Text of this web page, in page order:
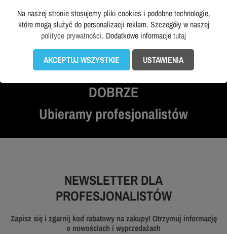
PRACUJ WYGODNIE, WYGLĄDAJ
DOBRZE
Ubieramy profesjonalistów
NEWSLETTER DLA
PROFESJONALISTÓW
Zapisz się i zgarnij kod rabatowy na zakupy! Otrzymuj informację
o nowościach i wyprzedażach
Na naszej stronie stosujemy pliki cookies i podobne technologie,
które mogą służyć do personalizacji reklam. Szczegóły w naszej
polityce prywatności. Dodatkowe informacjetutaj
AKCEPTUJ WSZYSTKIE USTAWIENIA